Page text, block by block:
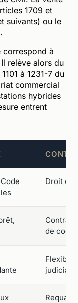
1709 et
suivants) ou le
correspond à
relève alors du
à 1231-7 du
commercial
hybrides
entrent
Droit
Contrat
de